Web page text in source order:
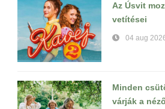
Az Úsvit
vetítései
04 aug
Minden
várják a